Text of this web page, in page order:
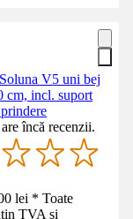
V5 uni bej
cm, incl. suport
încă recenzii.
lei * Toate
TVA și